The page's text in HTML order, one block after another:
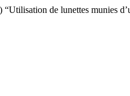
de lunettes munies